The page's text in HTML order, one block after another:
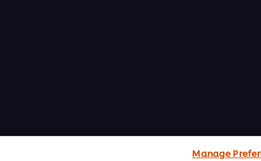
คอนเทนต์ให้ปัง
Manage